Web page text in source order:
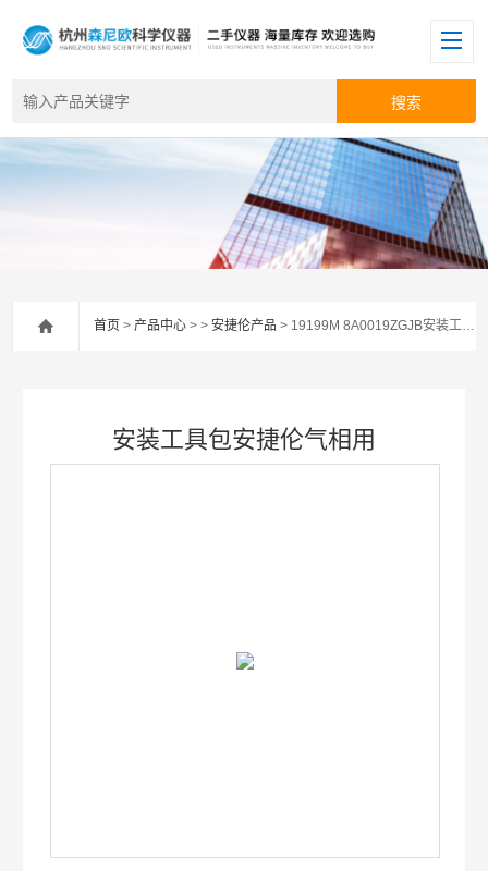
首页 >产品中心 > >安捷伦产品 > 19199M 8A0019ZGJB安装工具包安捷伦气相用
安装工具包安捷伦气相用